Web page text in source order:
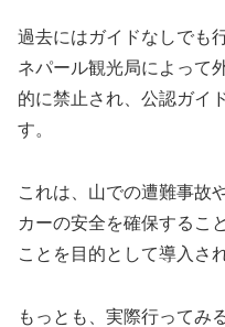
過去にはガイドなしでも
ネパール観光局によって
的に禁止され、公認ガイ
す。
これは、山での遭難事故
カーの安全を確保するこ
ことを目的として導入さ
もっとも、実際行ってみ